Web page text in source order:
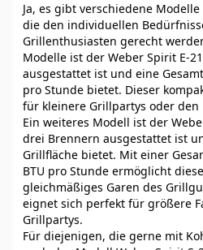
Ja, es gibt verschiedene
die den individuellen
Grillenthusiasten gerecht
Modelle ist der Weber Spirit E-
ausgestattet ist und eine
pro Stunde bietet. Dieser
für kleinere Grillpartys oder den
Ein weiteres Modell ist der
drei Brennern ausgestattet ist
Grillfläche bietet. Mit einer
BTU pro Stunde ermöglicht
gleichmäßiges Garen des
eignet sich perfekt für größere
Grillpartys.
Für diejenigen, die gerne mit